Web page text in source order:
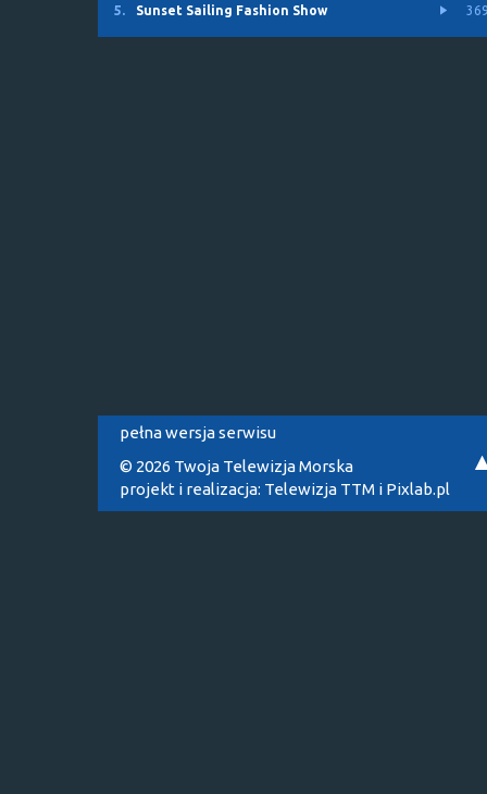
5.
Sunset Sailing Fashion Show
pełna wersja serwisu
© 2026 Twoja Telewizja Morska
projekt i realizacja: Telewizja TTM i Pixlab.pl